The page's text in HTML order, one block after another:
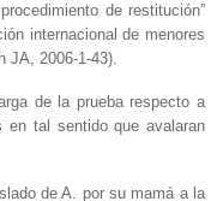
de restitución”
internacional de menores
JA, 2006-1-43).
de la prueba respecto a
en tal sentido que avalaran
de A. por su mamá a la